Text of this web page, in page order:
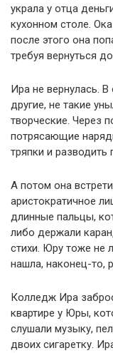
украла у отца
кухонном столе.
после этого она
требуя вернуться
Ира не вернулась.
другие, не такие
творческие. Через
потрясающие
тряпки и разводить
А потом она
аристократичное
длинные пальцы,
либо держали
стихи. Юру тоже не
нашла, наконец-то,
Колледж Ира
квартире у Юры,
слушали музыку,
двоих сигаретку.